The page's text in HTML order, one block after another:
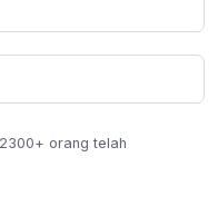
2300+ orang telah